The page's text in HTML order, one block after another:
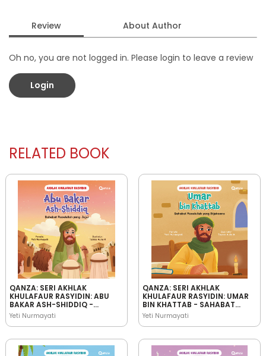
Review About Author
Oh no, you are not logged in. Please login to leave a review
Login
RELATED BOOK
QANZA: SERI AKHLAK
KHULAFAUR RASYIDIN: ABU
BAKAR ASH-SHIDDIQ -
SAHABAT RASULULLAH YANG
JUJUR
Yeti Nurmayati
QANZA: SERI AKHLAK
KHULAFAUR RASYIDIN: UMAR
BIN KHATTAB - SAHABAT
RASULULLAH YANG
BIJAKSANA
Yeti Nurmayati